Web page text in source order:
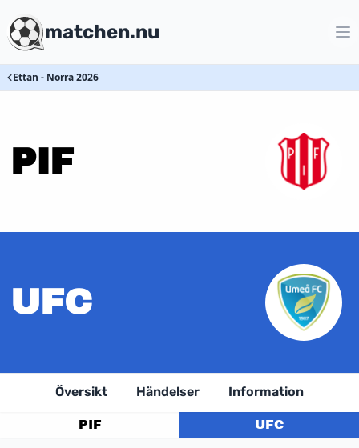
matchen.nu
Ettan - Norra 2026
PIF
UFC
Översikt Händelser Information
PIF UFC